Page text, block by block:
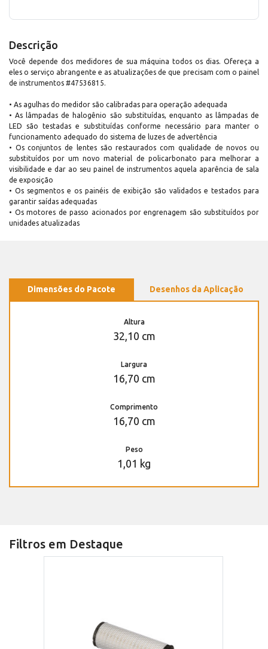
Descrição
Você depende dos medidores de sua máquina todos os dias. Ofereça a
eles o serviço abrangente e as atualizações de que precisam com o painel
de instrumentos #47536815.
• As agulhas do medidor são calibradas para operação adequada
• As lâmpadas de halogênio são substituídas, enquanto as lâmpadas de
LED são testadas e substituídas conforme necessário para manter o
funcionamento adequado do sistema de luzes de advertência
• Os conjuntos de lentes são restaurados com qualidade de novos ou
substituídos por um novo material de policarbonato para melhorar a
visibilidade e dar ao seu painel de instrumentos aquela aparência de sala
de exposição
• Os segmentos e os painéis de exibição são validados e testados para
garantir saídas adequadas
• Os motores de passo acionados por engrenagem são substituídos por
unidades atualizadas
Dimensões do Pacote Desenhos da Aplicação
Altura
32,10 cm
Largura
16,70 cm
Comprimento
16,70 cm
Peso
1,01 kg
Filtros em Destaque